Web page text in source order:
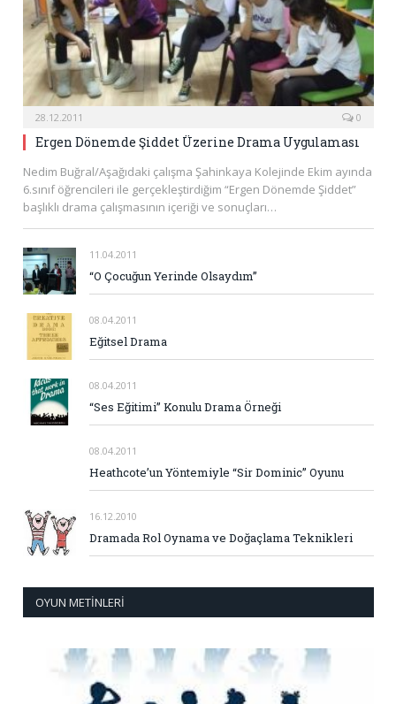
28.12.2011 0
Ergen Dönemde Şiddet Üzerine Drama Uygulaması
Nedim Buğral/Aşağıdaki çalışma Şahinkaya Kolejinde Ekim ayında
6.sınıf öğrencileri ile gerçekleştirdiğim “Ergen Dönemde Şiddet”
başlıklı drama çalışmasının içeriği ve sonuçları…
11.04.2011
“O Çocuğun Yerinde Olsaydım”
08.04.2011
Eğitsel Drama
08.04.2011
“Ses Eğitimi” Konulu Drama Örneği
08.04.2011
Heathcote’un Yöntemiyle “Sir Dominic” Oyunu
16.12.2010
Dramada Rol Oynama ve Doğaçlama Teknikleri
OYUN METINLERI